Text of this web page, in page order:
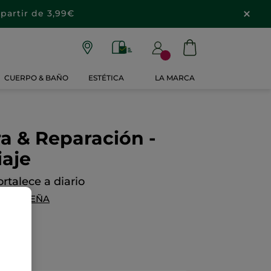
partir de 3,99€
CUERPO & BAÑO ESTÉTICA LA MARCA
& Reparación -
a diario
RESEÑA